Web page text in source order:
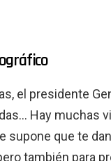
el presidente
Hay muchas
supone que te
también para